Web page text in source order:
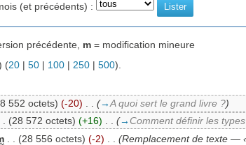
(et précédents) :
précédente, m = modification mineure
(20 | 50 | 100 | 250 | 500).
552 octets) (-20) (→A quoi sert le grand livre ?)
. (28 572 octets) (+16) . . (→ Comment définir les
(28 556 octets) (-2)
(Remplacement de texte —